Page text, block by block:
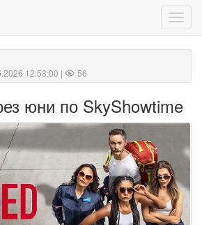
12:53:00 | 56
юни по SkyShowtime